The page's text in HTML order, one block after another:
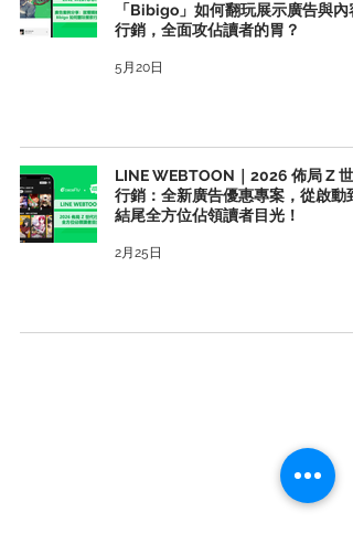
「Bibigo」如何翻玩展示廣告與內
行銷，全面攻佔讀者的胃？
5月20日
LINE WEBTOON｜2026 佈局 Z 世
行銷：全新廣告優惠專案，從啟動到
結尾全方位佔領讀者目光！
2月25日